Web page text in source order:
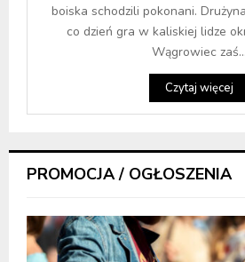
boiska schodzili pokonani.
co dzień gra w kaliskiej lidze
Wągrowiec zaś...
Czytaj więcej
PROMOCJA / OGŁOSZENIA